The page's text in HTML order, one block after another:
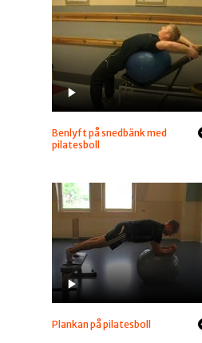
Benlyft på snedbänk med
pilatesboll
Plankan på pilatesboll